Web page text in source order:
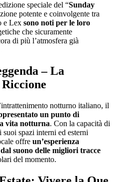
speciale del “Sunday
potente e coinvolgente tra
e Lex sono noti per le loro
che sicuramente
di più l’atmosfera già
– La
notturno italiano, il
un punto di
vita notturna. Con la capacità di
spazi interni ed esterni
offre un’esperienza
suono delle migliori tracce
del momento.